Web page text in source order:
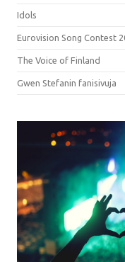
Idols
Eurovision Song Contest
The Voice of Finland
Gwen Stefanin fanisivuja